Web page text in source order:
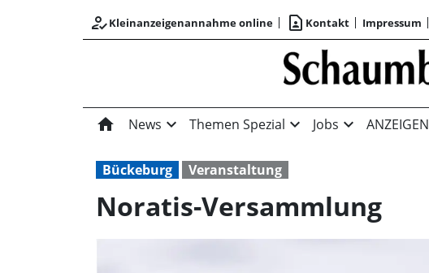
how_to_regKleinanzeigenannahme online contact_page Kontakt Impressum
home News expand_more Themen Spezial expand_more Jobs expand_more ANZEIGEN
Bückeburg Veranstaltung
Noratis-Versammlung